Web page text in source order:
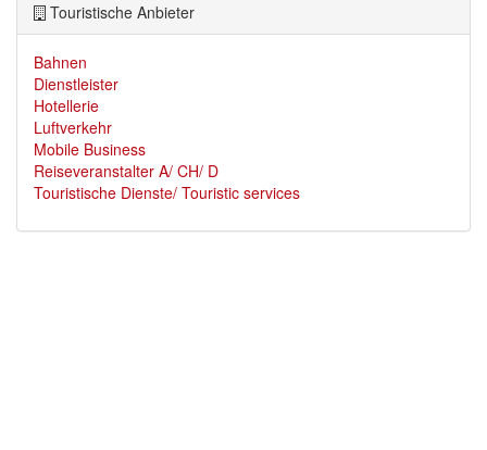
Touristische Anbieter
Bahnen
Dienstleister
Hotellerie
Luftverkehr
Mobile Business
Reiseveranstalter A/ CH/ D
Touristische Dienste/ Touristic services